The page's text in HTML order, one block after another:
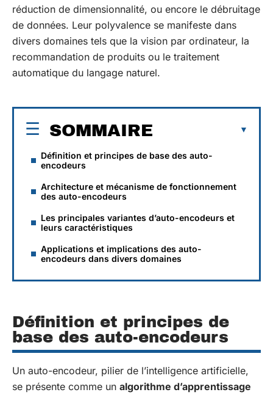
réduction de dimensionnalité, ou encore le débruitage
de données. Leur polyvalence se manifeste dans
divers domaines tels que la vision par ordinateur, la
recommandation de produits ou le traitement
automatique du langage naturel.
SOMMAIRE
Définition et principes de base des auto-
encodeurs
Architecture et mécanisme de fonctionnement
des auto-encodeurs
Les principales variantes d’auto-encodeurs et
leurs caractéristiques
Applications et implications des auto-
encodeurs dans divers domaines
Définition et principes de
base des auto-encodeurs
Un auto-encodeur, pilier de l’intelligence artificielle,
se présente comme un algorithme d’apprentissage